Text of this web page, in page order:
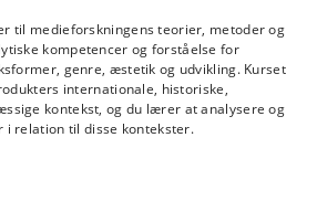
til medieforskningens teorier, metoder og
kompetencer og forståelse for
genre, æstetik og udvikling. Kurset
internationale, historiske,
kontekst, og du lærer at analysere og
i relation til disse kontekster.